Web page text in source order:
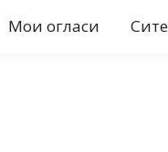
Мои огласи